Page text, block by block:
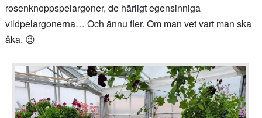
rosenknoppspelargoner, de härligt egensinniga
vildpelargonerna… Och ännu fler. Om man vet vart man ska
åka. 😉